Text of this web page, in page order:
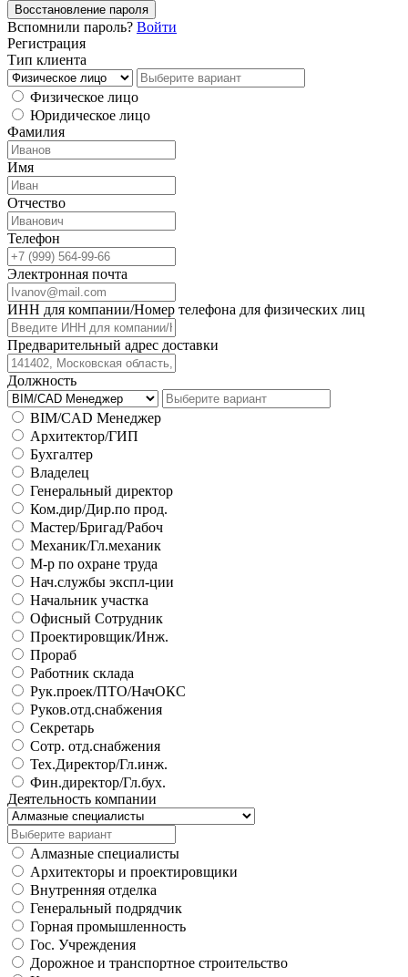
Восстановление пароля
Вспомнили пароль? Войти
Регистрация
Тип клиента
Физическое лицо
Юридическое лицо
Фамилия
Имя
Отчество
Телефон
Электронная почта
ИНН для компании/Номер телефона для физических лиц
Предварительный адрес доставки
Должность
BIM/CAD Менеджер
Архитектор/ГИП
Бухгалтер
Владелец
Генеральный директор
Ком.дир/Дир.по прод.
Мастер/Бригад/Рабоч
Механик/Гл.механик
М-р по охране труда
Нач.службы экспл-ции
Начальник участка
Офисный Сотрудник
Проектировщик/Инж.
Прораб
Работник склада
Рук.проек/ПТО/НачОКС
Руков.отд.снабжения
Секретарь
Сотр. отд.снабжения
Тех.Директор/Гл.инж.
Фин.директор/Гл.бух.
Деятельность компании
Алмазные специалисты
Архитекторы и проектировщики
Внутренняя отделка
Генеральный подрядчик
Горная промышленность
Гос. Учреждения
Дорожное и транспортное строительство